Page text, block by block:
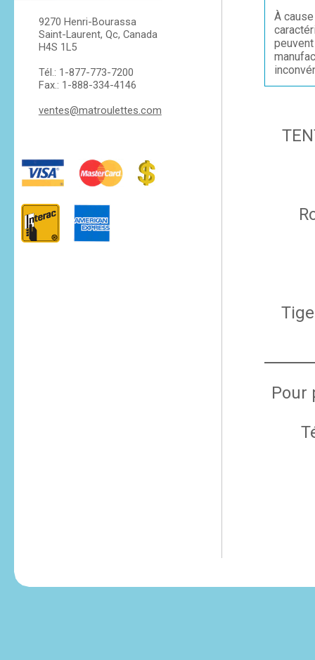
9270 Henri-Bourassa
Saint-Laurent, Qc, Canada
H4S 1L5
Tél.: 1-877-773-7200
Fax.: 1-888-334-4146
ventes@matroulettes.com
À
Pour